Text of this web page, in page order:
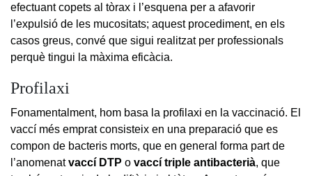
efectuant copets al tòrax i l’esquena per a afavorir
l’expulsió de les mucositats; aquest procediment, en els
casos greus, convé que sigui realitzat per professionals
perquè tingui la màxima eficàcia.
Profilaxi
Fonamentalment, hom basa la profilaxi en la vaccinació. El
vaccí més emprat consisteix en una preparació que es
compon de bacteris morts, que en general forma part de
l’anomenatvaccí DTP o vaccí triple antibacterià, que